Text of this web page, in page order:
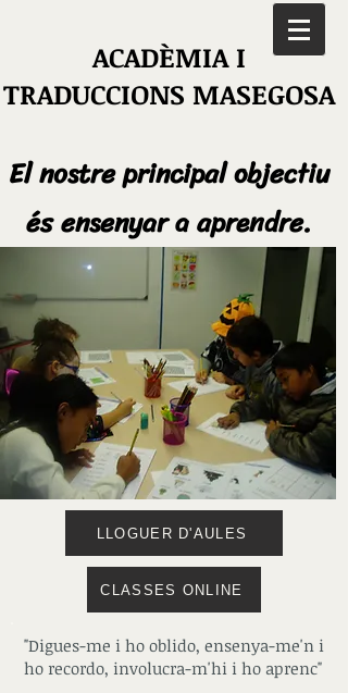
ACADÈMIA I
TRADUCCIONS MASEGOSA
El nostre principal objectiu
és ensenyar a aprendre.
LLOGUER D'AULES
CLASSES ONLINE
"Digues-me i ho oblido, ensenya-me'n i
ho recordo, involucra-m'hi i ho aprenc"